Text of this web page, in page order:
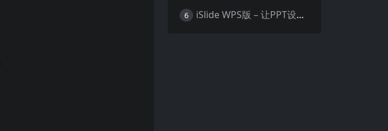
6 iSlide WPS版 – 让PPT设计效率提升10倍的专业插件